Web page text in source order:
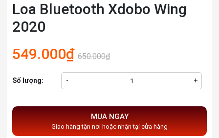
Loa Bluetooth Xdobo Wing
2020
549.000₫ 650.000₫
Số lượng: - +
MUA NGAY
Giao hàng tận nơi hoặc nhận tại cửa hàng